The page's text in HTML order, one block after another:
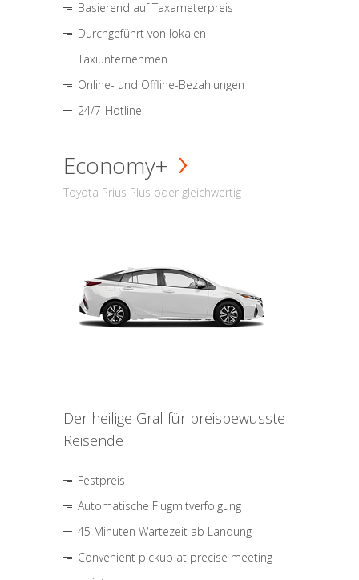
Basierend auf Taxameterpreis
Durchgeführt von lokalen
Taxiunternehmen
Online- und Offline-Bezahlungen
24/7-Hotline
Economy+
Toyota Prius Plus oder gleichwertig
Der heilige Gral für preisbewusste
Reisende
Festpreis
Automatische Flugmitverfolgung
45 Minuten Wartezeit ab Landung
Convenient pickup at precise meeting